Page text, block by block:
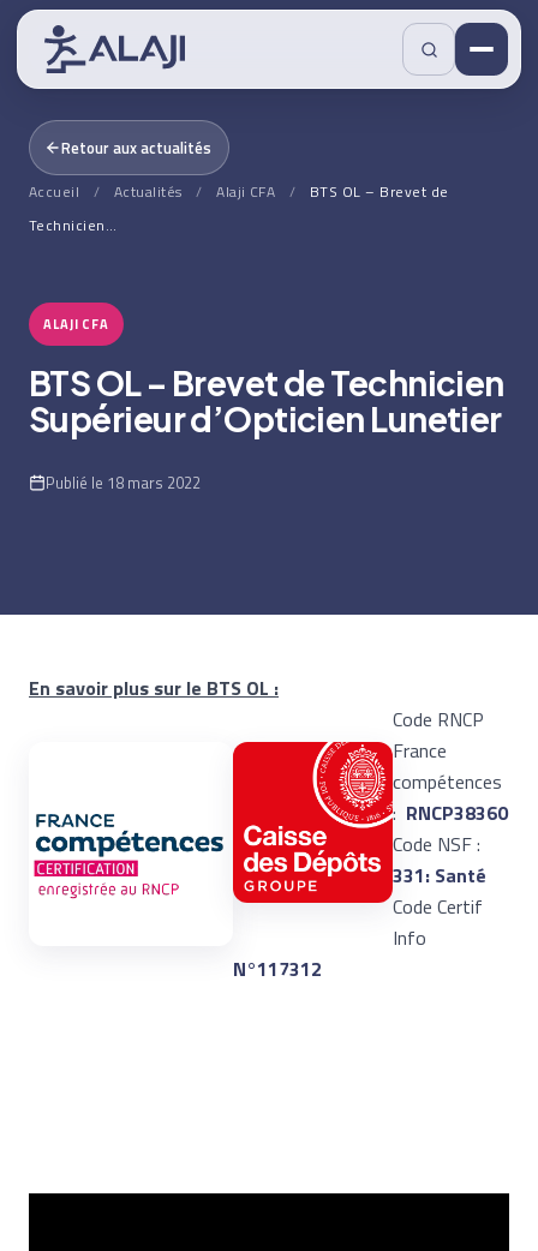
Retour aux actualités
Accueil / Actualités / Alaji CFA /
BTS OL – Brevet de
Technicien…
ALAJI CFA
BTS OL – Brevet de Technicien
Supérieur d’Opticien Lunetier
Publié le 18 mars 2022
En savoir plus sur le BTS OL :
Code RNCP
France
compétences
: RNCP38360
Code NSF :
331: Santé
Code Certif
Info
N°117312